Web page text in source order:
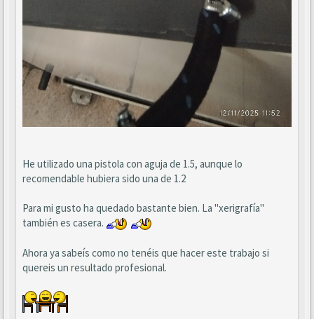
He utilizado una pistola con aguja de 1.5, aunque lo
recomendable hubiera sido una de 1.2
Para mi gusto ha quedado bastante bien. La "xerigrafía"
también es casera.
Ahora ya sabeís como no tenéis que hacer este trabajo si
quereis un resultado profesional.